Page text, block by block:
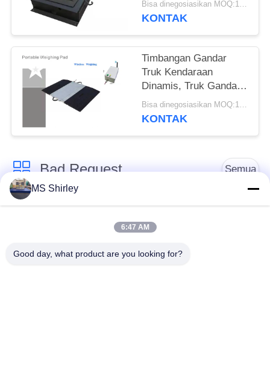
Statis
Bisa dinegosiasikan MOQ:1 Set
KONTAK
Timbangan Gandar
Truk Kendaraan
Dinamis, Truk Gandar
Portabel Nirkabel
800x430x30mm
Bisa dinegosiasikan MOQ:1 Set
KONTAK
Bad Request Semua
Jembatan Timbang
Jembatan Timbang
Truk
Timbangan
MS Shirley
6:47 AM
Good day, what product are you looking for?